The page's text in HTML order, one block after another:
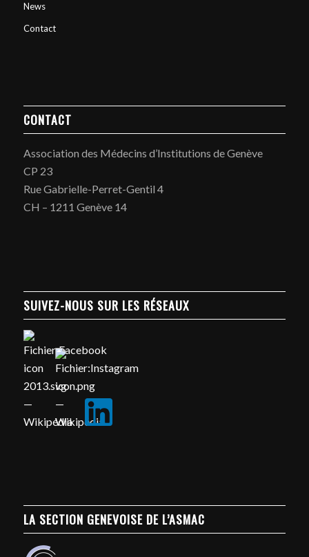
News
Contact
CONTACT
Association des Médecins d’Institutions de Genève
CP 23
Rue Gabrielle-Perret-Gentil 4
CH – 1211 Genève 14
SUIVEZ-NOUS SUR LES RÉSEAUX
LA SECTION GENEVOISE DE L’ASMAC